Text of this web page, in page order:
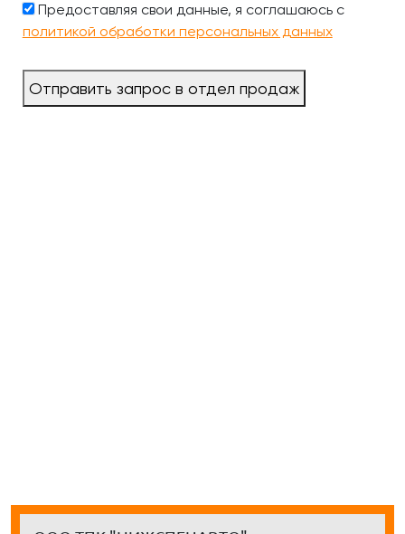
Предоставляя свои данные, я соглашаюсь с
политикой обработки персональных данных
Отправить запрос в отдел продаж